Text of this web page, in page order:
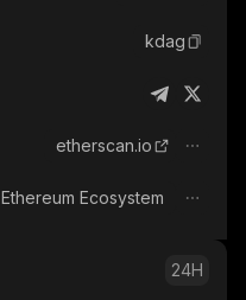
kdag
etherscan.io
Ethereum Ecosystem
24H